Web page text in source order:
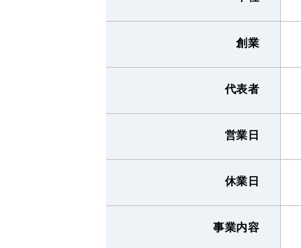
創業
代表者
営業日
休業日
事業内容